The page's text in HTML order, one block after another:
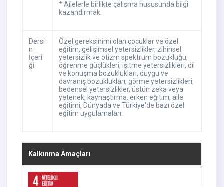
* Ailelerle birlikte çalışma hususunda bilgi
kazandırmak.
Dersi
n
İçeri
ği
Özel gereksinimi olan çocuklar ve özel
eğitim, gelişimsel yetersizlikler, zihinsel
yetersizlik ve otizm spektrum bozukluğu,
öğrenme güçlükleri, işitme yetersizlikleri, dil
ve konuşma bozuklukları, duygu ve
davranış bozuklukları, görme yetersizlikleri,
bedensel yetersizlikler, üstün zeka veya
yetenek, kaynaştırma, erken eğitim, aile
eğitimi, Dünyada ve Türkiye'de bazı özel
eğitim uygulamaları.
Kalkınma Amaçları